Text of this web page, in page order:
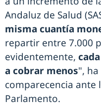
Andaluz de Salud
misma cuantía
repartir entre 7.000
evidentemente,
a cobrar menos",
comparecencia ante
Parlamento.